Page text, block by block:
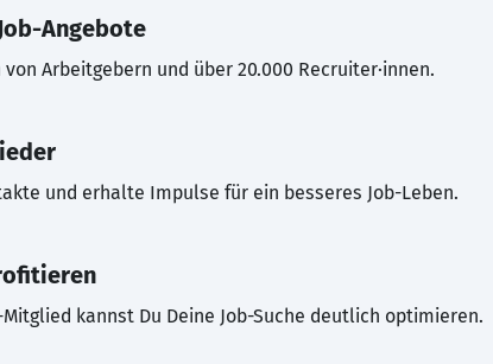
Angebote
von Arbeitgebern und über 20.000 Recruiter·innen.
und erhalte Impulse für ein besseres Job-Leben.
kannst Du Deine Job-Suche deutlich optimieren.